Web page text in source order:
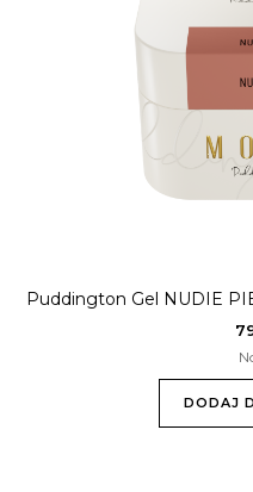
Puddington Gel NUDIE
DODAJ